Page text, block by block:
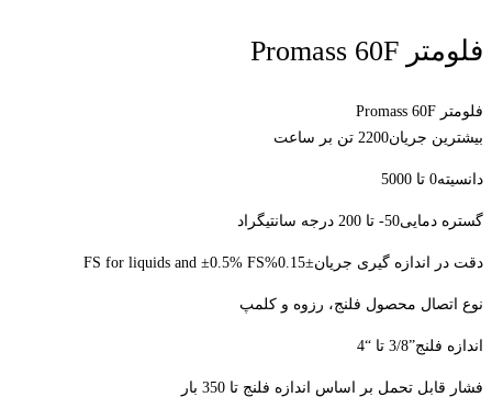
فلومتر Promass 60F
فلومتر Promass 60F
بیشترین جریان2200 تن بر ساعت
دانسیته0 تا 5000
گستره دمایی50- تا 200 درجه سانتیگراد
دقت در اندازه گیری جریان±0.15%FS for liquids and ±0.5% FS
نوع اتصال محصول فلنج، رزوه و کلمپ
اندازه فلنج”3/8 تا “4
فشار قابل تحمل بر اساس اندازه فلنج تا 350 بار